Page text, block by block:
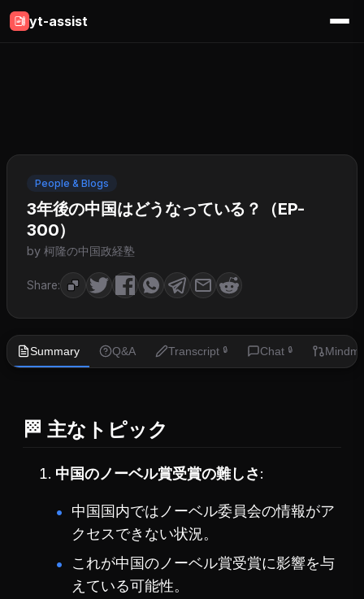
yt-assist
People & Blogs
3年後の中国はどうなっている？（EP-
300）
by 柯隆の中国政経塾
Share:
Summary Q&A Transcript 🔒 Chat 🔒
🏁 主なトピック
中国のノーベル賞受賞の難しさ
中国国内ではノーベル委員会の情報がア
クセスできない状況。
これが中国のノーベル賞受賞に影響を与
えている可能性。